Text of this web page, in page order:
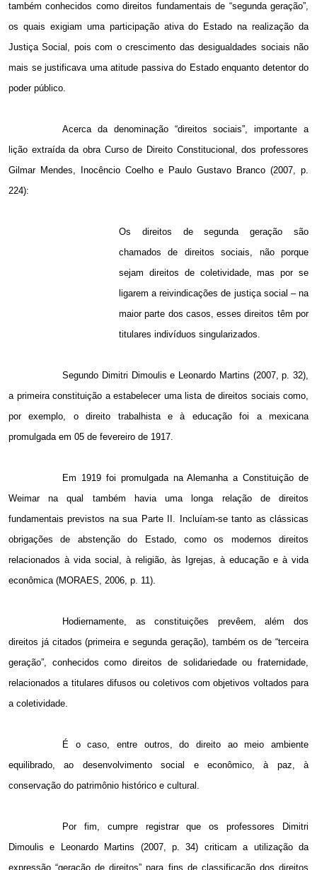
também conhecidos como direitos fundamentais de “segunda geração”,
os quais exigiam uma participação ativa do Estado na realização da
Justiça Social, pois com o crescimento das desigualdades sociais não
mais se justificava uma atitude passiva do Estado enquanto detentor do
poder público.
Acerca da denominação “direitos sociais”, importante a
lição extraída da obra Curso de Direito Constitucional, dos professores
Gilmar Mendes, Inocêncio Coelho e Paulo Gustavo Branco (2007, p.
224):
Os direitos de segunda geração são
chamados de direitos sociais, não porque
sejam direitos de coletividade, mas por se
ligarem a reivindicações de justiça social – na
maior parte dos casos, esses direitos têm por
titulares indivíduos singularizados.
Segundo Dimitri Dimoulis e Leonardo Martins (2007, p. 32),
a primeira constituição a estabelecer uma lista de direitos sociais como,
por exemplo, o direito trabalhista e à educação foi a mexicana
promulgada em 05 de fevereiro de 1917.
Em 1919 foi promulgada na Alemanha a Constituição de
Weimar na qual também havia uma longa relação de direitos
fundamentais previstos na sua Parte II. Incluíam-se tanto as clássicas
obrigações de abstenção do Estado, como os modernos direitos
relacionados à vida social, à religião, às Igrejas, à educação e à vida
econômica (MORAES, 2006, p. 11).
Hodiernamente, as constituições prevêem, além dos
direitos já citados (primeira e segunda geração), também os de “terceira
geração”, conhecidos como direitos de solidariedade ou fraternidade,
relacionados a titulares difusos ou coletivos com objetivos voltados para
a coletividade.
É o caso, entre outros, do direito ao meio ambiente
equilibrado, ao desenvolvimento social e econômico, à paz, à
conservação do patrimônio histórico e cultural.
Por fim, cumpre registrar que os professores Dimitri
Dimoulis e Leonardo Martins (2007, p. 34) criticam a utilização da
expressão “geração de direitos” para fins de classificação dos direitos